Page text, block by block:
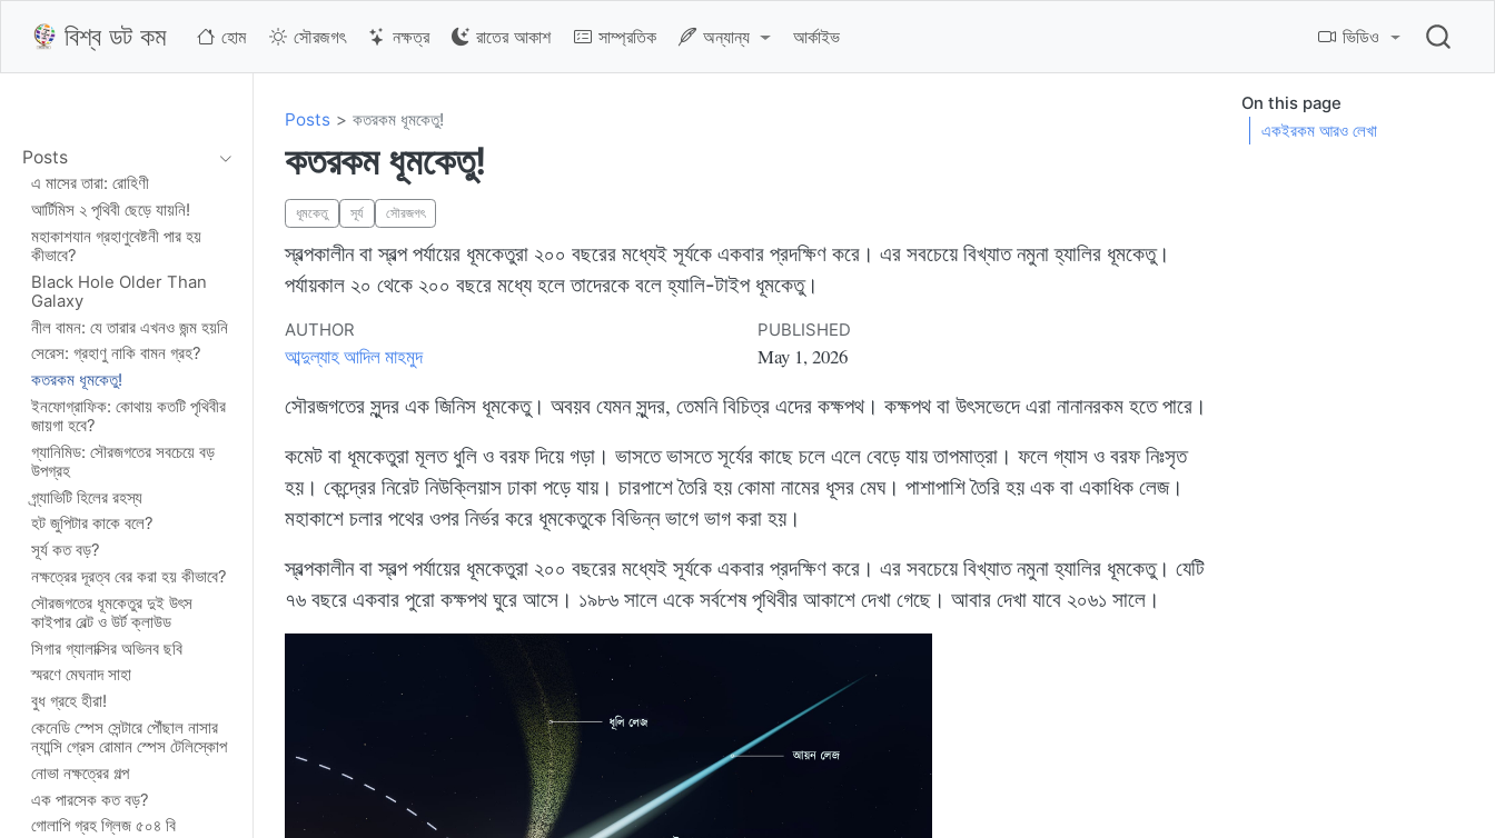
বিশ্ব ডট কম হোম সৌরজগৎ নক্ষত্র রাতের আকাশ সাম্প্রতিক অন্যান্য আর্কাইভ ভিডিও
Posts
এ মাসের তারা: রোহিণী
আর্টিমিস ২ পৃথিবী ছেড়ে যায়নি!
মহাকাশযান গ্রহাণুবেষ্টনী পার হয়
কীভাবে?
Black Hole Older Than
Galaxy
নীল বামন: যে তারার এখনও জন্ম হয়নি
সেরেস: গ্রহাণু নাকি বামন গ্রহ?
কতরকম ধূমকেতু!
ইনফোগ্রাফিক: কোথায় কতটি পৃথিবীর
জায়গা হবে?
গ্যানিমিড: সৌরজগতের সবচেয়ে বড়
উপগ্রহ
গ্র্যাভিটি হিলের রহস্য
হট জুপিটার কাকে বলে?
সূর্য কত বড়?
নক্ষত্রের দূরত্ব বের করা হয় কীভাবে?
সৌরজগতের ধূমকেতুর দুই উৎস
কাইপার বেল্ট ও উর্ট ক্লাউড
সিগার গ্যালাক্সির অভিনব ছবি
স্মরণে মেঘনাদ সাহা
বুধ গ্রহে হীরা!
কেনেডি স্পেস সেন্টারে পৌঁছাল নাসার
ন্যান্সি গ্রেস রোমান স্পেস টেলিস্কোপ
নোভা নক্ষত্রের গল্প
এক পারসেক কত বড়?
গোলাপি গ্রহ গ্লিজ ৫০৪ বি
On this page
একইরকম আরও লেখা
Posts কতরকম ধূমকেতু!
কতরকম ধূমকেতু!
ধূমকেতু সূর্য সৌরজগৎ
স্বল্পকালীন বা স্বল্প পর্যায়ের ধূমকেতুরা ২০০ বছরের মধ্যেই সূর্যকে একবার প্রদক্ষিণ করে। এর সবচেয়ে বিখ্যাত নমুনা হ্যালির ধূমকেতু।
পর্যায়কাল ২০ থেকে ২০০ বছরে মধ্যে হলে তাদেরকে বলে হ্যালি-টাইপ ধূমকেতু।
AUTHOR
আব্দুল্যাহ আদিল মাহমুদ
PUBLISHED
May 1, 2026
সৌরজগতের সুন্দর এক জিনিস ধূমকেতু। অবয়ব যেমন সুন্দর, তেমনি বিচিত্র এদের কক্ষপথ। কক্ষপথ বা উৎসভেদে এরা নানানরকম হতে পারে।
কমেট বা ধূমকেতুরা মূলত ধুলি ও বরফ দিয়ে গড়া। ভাসতে ভাসতে সূর্যের কাছে চলে এলে বেড়ে যায় তাপমাত্রা। ফলে গ্যাস ও বরফ নিঃসৃত
হয়। কেন্দ্রের নিরেট নিউক্লিয়াস ঢাকা পড়ে যায়। চারপাশে তৈরি হয় কোমা নামের ধূসর মেঘ। পাশাপাশি তৈরি হয় এক বা একাধিক লেজ।
মহাকাশে চলার পথের ওপর নির্ভর করে ধূমকেতুকে বিভিন্ন ভাগে ভাগ করা হয়।
স্বল্পকালীন বা স্বল্প পর্যায়ের ধূমকেতুরা ২০০ বছরের মধ্যেই সূর্যকে একবার প্রদক্ষিণ করে। এর সবচেয়ে বিখ্যাত নমুনা হ্যালির ধূমকেতু। যেটি
৭৬ বছরে একবার পুরো কক্ষপথ ঘুরে আসে। ১৯৮৬ সালে একে সর্বশেষ পৃথিবীর আকাশে দেখা গেছে। আবার দেখা যাবে ২০৬১ সালে।